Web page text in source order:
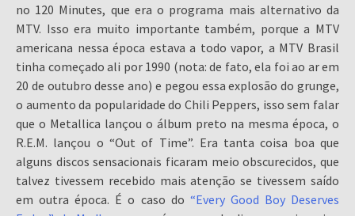
no 120 Minutes, que era o programa mais alternativo da
MTV. Isso era muito importante também, porque a MTV
americana nessa época estava a todo vapor, a MTV Brasil
tinha começado ali por 1990 (nota: de fato, ela foi ao ar em
20 de outubro desse ano) e pegou essa explosão do grunge,
o aumento da popularidade do Chili Peppers, isso sem falar
que o Metallica lançou o álbum preto na mesma época, o
R.E.M. lançou o “Out of Time”. Era tanta coisa boa que
alguns discos sensacionais ficaram meio obscurecidos, que
talvez tivessem recebido mais atenção se tivessem saído
em outra época. É o caso do “Every Good Boy Deserves